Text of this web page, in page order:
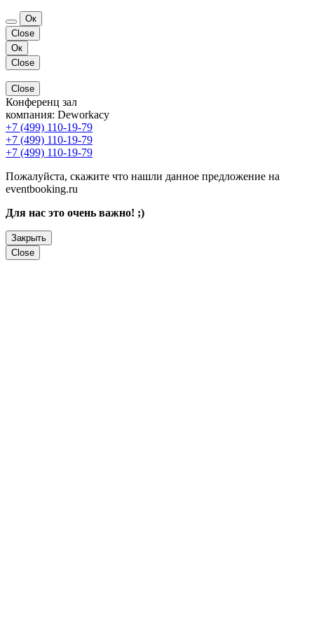
Ок
Close
Ок
Close
Close
Конференц зал
компания: Deworkacy
+7 (499) 110-19-79
+7 (499) 110-19-79
+7 (499) 110-19-79
Пожалуйста, скажите что нашли данное предложение на
eventbooking.ru
Для нас это очень важно! ;)
Закрыть
Close